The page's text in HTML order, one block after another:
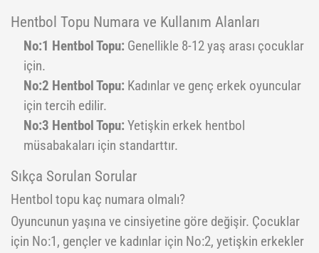
Hentbol Topu Numara ve Kullanım Alanları
No:1 Hentbol Topu: Genellikle 8-12 yaş arası çocuklar
için.
No:2 Hentbol Topu: Kadınlar ve genç erkek oyuncular
için tercih edilir.
No:3 Hentbol Topu: Yetişkin erkek hentbol
müsabakaları için standarttır.
Sıkça Sorulan Sorular
Hentbol topu kaç numara olmalı?
Oyuncunun yaşına ve cinsiyetine göre değişir. Çocuklar
için No:1, gençler ve kadınlar için No:2, yetişkin erkekler